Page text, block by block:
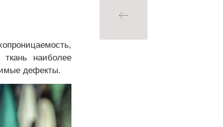
ткань наиболее
дефекты.